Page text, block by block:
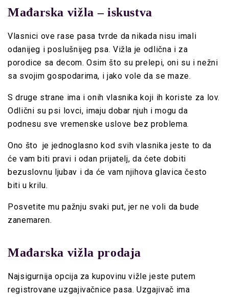
Mađarska vižla – iskustva
Vlasnici ove rase pasa tvrde da nikada nisu imali
odanijeg i poslušnijeg psa. Vižla je odlična i za
porodice sa decom. Osim što su prelepi, oni su i nežni
sa svojim gospodarima, i jako vole da se maze.
S druge strane ima i onih vlasnika koji ih koriste za lov.
Odlični su psi lovci, imaju dobar njuh i mogu da
podnesu sve vremenske uslove bez problema.
Ono što je jednoglasno kod svih vlasnika jeste to da
će vam biti pravi i odan prijatelj, da ćete dobiti
bezuslovnu ljubav i da će vam njihova glavica često
biti u krilu.
Posvetite mu pažnju svaki put, jer ne voli da bude
zanemaren.
Mađarska vižla prodaja
Najsigurnija opcija za kupovinu vižle jeste putem
registrovane uzgajivačnice pasa. Uzgajivač ima